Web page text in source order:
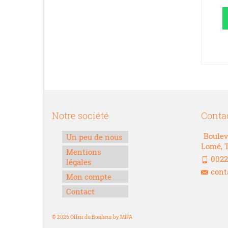
Notre société
Un peu de nous
Mentions
légales
Mon compte
Contact
Lomé,
© 2026 Offrir du Bonheur by MIFA